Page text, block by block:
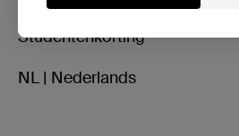
Studentenkorting
NL | Nederlands